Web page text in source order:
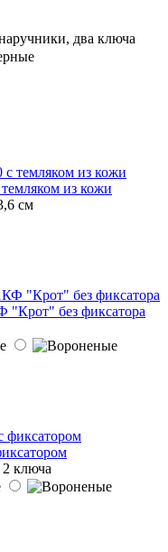
два ключа
из кожи
см
без фиксатора
2 ключа